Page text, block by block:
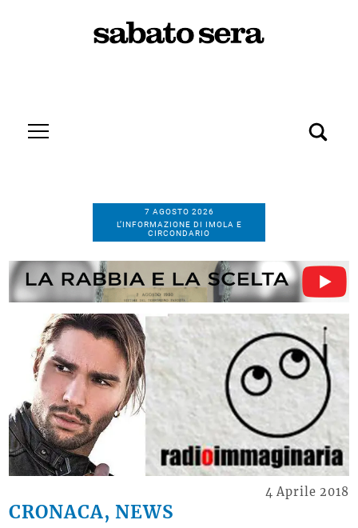
7 AGOSTO 2026
L’INFORMAZIONE DI IMOLA E
CIRCONDARIO
CRONACA, NEWS
4 Aprile 2018